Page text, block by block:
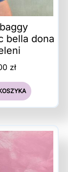
bella dona
zł